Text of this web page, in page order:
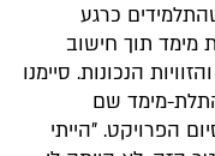
כרגע
מימד תוך חישוב
הנכונות. סיימנו
מימד שם
הפרויקט. "הייתי